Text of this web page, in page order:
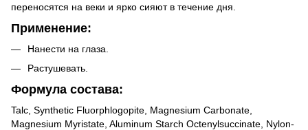
переносятся на веки и ярко сияют в течение дня.
Применение:
Нанести на глаза.
Растушевать.
Формула состава:
Talc, Synthetic Fluorphlogopite, Magnesium Carbonate,
Magnesium Myristate, Aluminum Starch Octenylsuccinate, Nylon-